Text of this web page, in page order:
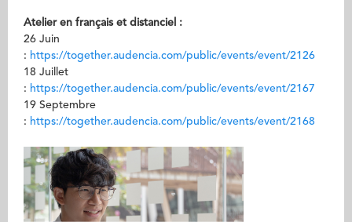
Atelier en français et distanciel :
26 Juin
: https://together.audencia.com/public/events/event/2126
18 Juillet
: https://together.audencia.com/public/events/event/2167
19 Septembre
: https://together.audencia.com/public/events/event/2168